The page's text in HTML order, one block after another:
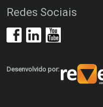
Redes Sociais
Desenvolvido por: